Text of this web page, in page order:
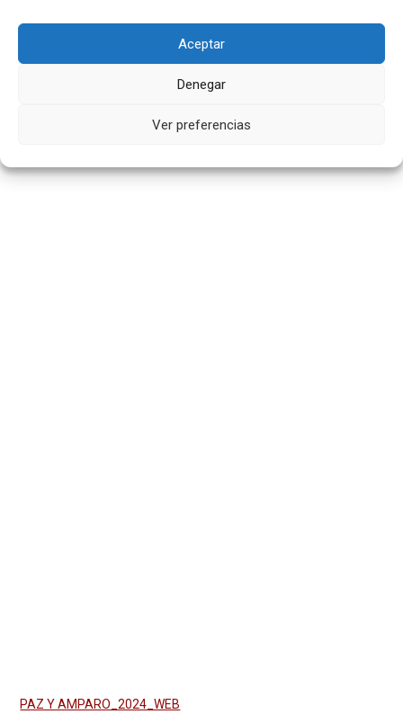
Aceptar
Denegar
Ver preferencias
PAZ Y AMPARO_2024_WEB